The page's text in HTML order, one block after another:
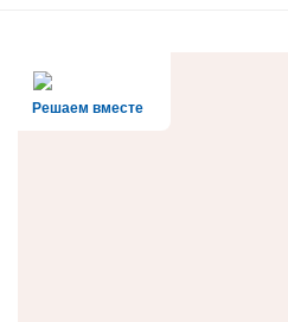
Решаем вместе